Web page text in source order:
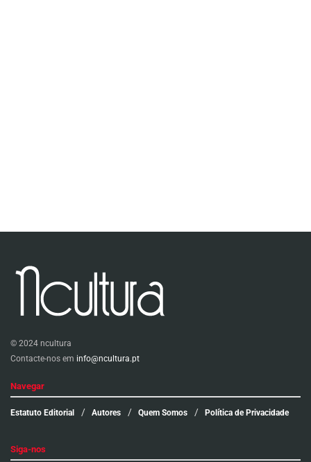
© 2024 ncultura
Contacte-nos em info@ncultura.pt
Navegar
Estatuto Editorial Autores Quem Somos Política de Privacidade
Siga-nos